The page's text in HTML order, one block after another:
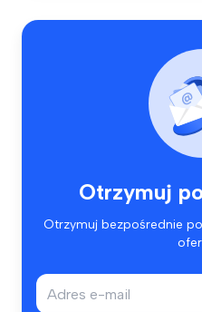
Otrzymuj
Otrzymuj bezpośrednie